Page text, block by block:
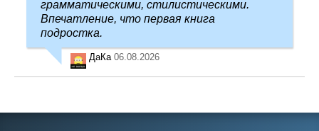
грамматическими, стилистическими.
Впечатление, что первая книга
подростка.
ДаКа 06.08.2026